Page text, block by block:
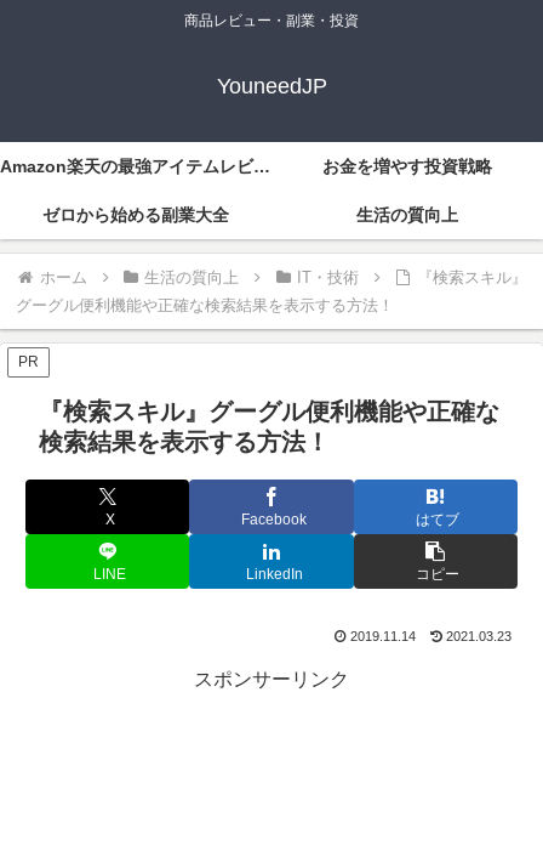
商品レビュー・副業・投資
YouneedJP
Amazon楽天の最強アイテムレビュー お金を増やす投資戦略
ゼロから始める副業大全 生活の質向上
ホーム 生活の質向上 IT・技術
『検索スキル』
グーグル便利機能や正確な検索結果を表示する方法！
PR
『検索スキル』グーグル便利機能や正確な
検索結果を表示する方法！
X Facebook はてブ
LINE LinkedIn コピー
2019.11.14 2021.03.23
スポンサーリンク